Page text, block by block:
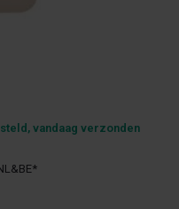
vandaag verzonden